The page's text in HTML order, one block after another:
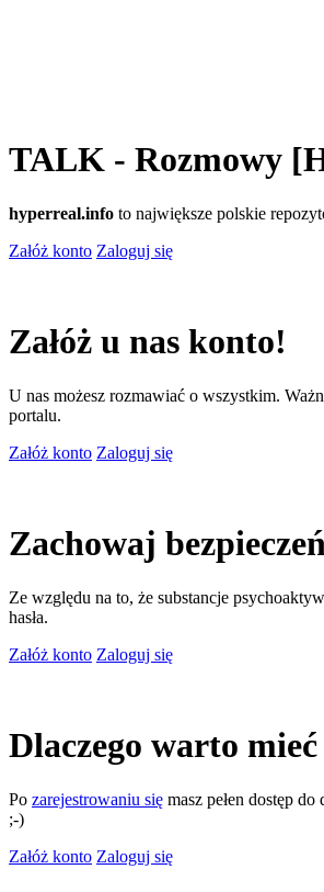
TALK - Rozmowy
hyperreal.info to największe polskie
Załóż konto Zaloguj się
Załóż u nas konto!
U nas możesz rozmawiać o wszystkim.
portalu.
Załóż konto Zaloguj się
Zachowaj
Ze względu na to, że substancje
hasła.
Załóż konto Zaloguj się
Dlaczego warto
Po zarejestrowaniu się masz pełen dostęp
;-)
Załóż konto Zaloguj się